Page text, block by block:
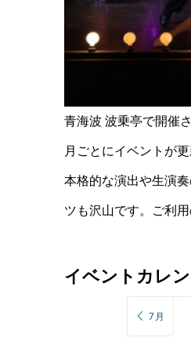
青海波 波乗亭で開催
月ごとにイベントが
本格的な演出や生演
ツも沢山です。ご利
イベントカレ
7月